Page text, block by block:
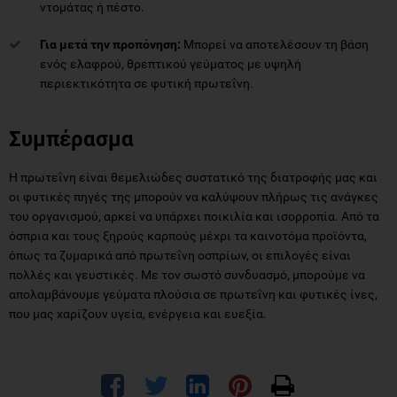
ντομάτας ή πέστο.
Για μετά την προπόνηση: Μπορεί να αποτελέσουν τη βάση
ενός ελαφρού, θρεπτικού γεύματος με υψηλή
περιεκτικότητα σε φυτική πρωτεΐνη.
Συμπέρασμα
Η πρωτεΐνη είναι θεμελιώδες συστατικό της διατροφής μας και
οι φυτικές πηγές της μπορούν να καλύψουν πλήρως τις ανάγκες
του οργανισμού, αρκεί να υπάρχει ποικιλία και ισορροπία. Από τα
όσπρια και τους ξηρούς καρπούς μέχρι τα καινοτόμα προϊόντα,
όπως τα ζυμαρικά από πρωτεΐνη οσπρίων, οι επιλογές είναι
πολλές και γευστικές. Με τον σωστό συνδυασμό, μπορούμε να
απολαμβάνουμε γεύματα πλούσια σε πρωτεΐνη και φυτικές ίνες,
που μας χαρίζουν υγεία, ενέργεια και ευεξία.